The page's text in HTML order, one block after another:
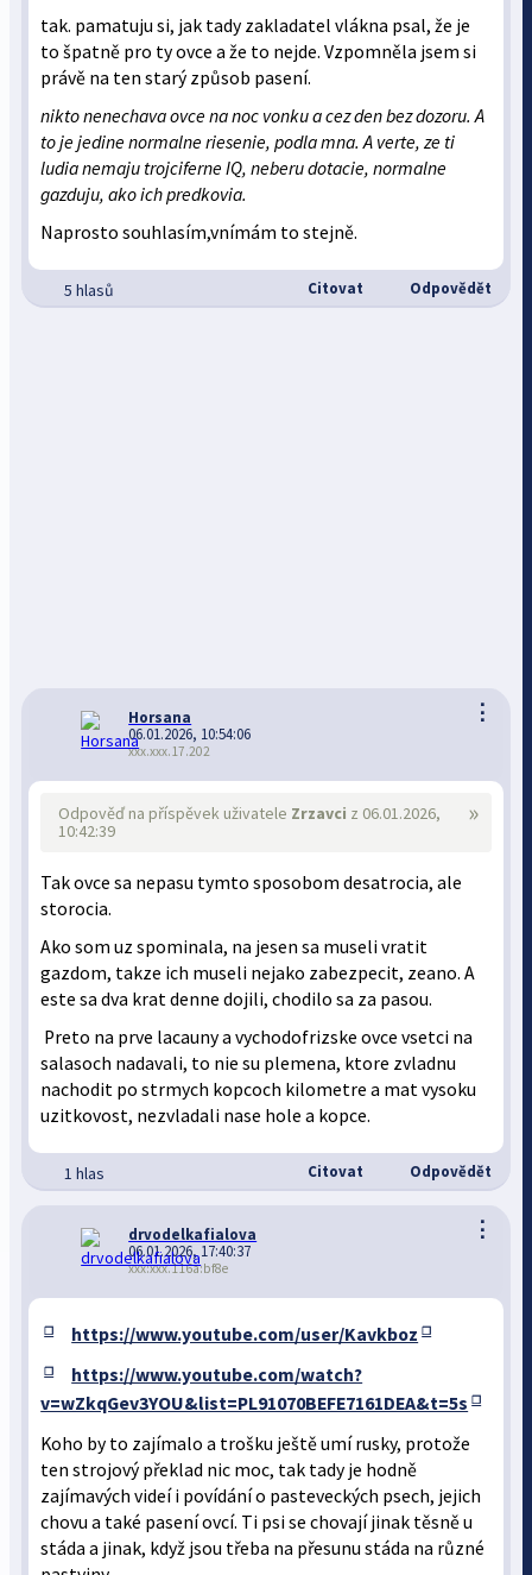
tak. pamatuju si, jak tady zakladatel vlákna psal, že je
to špatně pro ty ovce a že to nejde. Vzpomněla jsem si
právě na ten starý způsob pasení.
nikto nenechava ovce na noc vonku a cez den bez dozoru. A
to je jedine normalne riesenie, podla mna. A verte, ze ti
ludia nemaju trojciferne IQ, neberu dotacie, normalne
gazduju, ako ich predkovia.
Naprosto souhlasím,vnímám to stejně.
5 hlasů Citovat Odpovědět
⋮
Horsana
06.01.2026, 10:54:06
xxx.xxx.17.202
»
Odpověď na příspěvek uživatele Zrzavci z 06.01.2026,
10:42:39
Tak ovce sa nepasu tymto sposobom desatrocia, ale
storocia.
Ako som uz spominala, na jesen sa museli vratit
gazdom, takze ich museli nejako zabezpecit, zeano. A
este sa dva krat denne dojili, chodilo sa za pasou.
Preto na prve lacauny a vychodofrizske ovce vsetci na
salasoch nadavali, to nie su plemena, ktore zvladnu
nachodit po strmych kopcoch kilometre a mat vysoku
uzitkovost, nezvladali nase hole a kopce.
1 hlas Citovat Odpovědět
⋮
drvodelkafialova
06.01.2026, 17:40:37
xxx:xxx.116a:bf8e
https://www.youtube.com/user/Kavkboz
https://www.youtube.com/watch?
v=wZkqGev3YOU&list=PL91070BEFE7161DEA&t=5s
Koho by to zajímalo a trošku ještě umí rusky, protože
ten strojový překlad nic moc, tak tady je hodně
zajímavých videí i povídání o pasteveckých psech, jejich
chovu a také pasení ovcí. Ti psi se chovají jinak těsně u
stáda a jinak, když jsou třeba na přesunu stáda na různé